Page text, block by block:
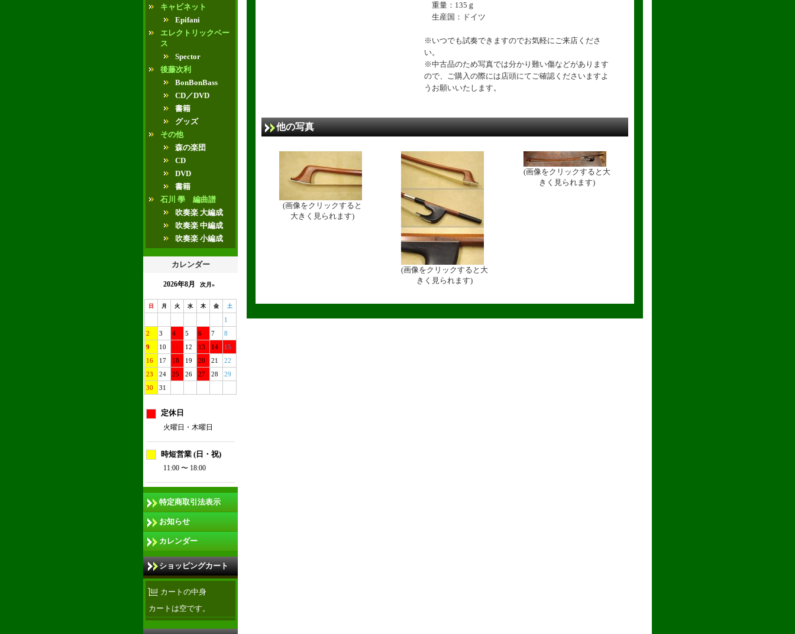
キャビネット
Epifani
エレクトリックベー
ス
Spector
後藤次利
BonBonBass
CD／DVD
書籍
グッズ
その他
森の楽団
CD
DVD
書籍
石川 學 編曲譜
吹奏楽 大編成
吹奏楽 中編成
吹奏楽 小編成
カレンダー
2026年8月 次月»
日 月 火 水 木 金 土
1
2
3 4 5 6 7
8
9
10 11 12 13 14
15
16
17 18 19 20 21
22
23
24 25 26 27 28
29
30
31
定休日
火曜日・木曜日
時短営業 (日・祝)
11:00 〜 18:00
特定商取引法表示
お知らせ
カレンダー
ショッピングカート
カートの中身
カートは空です。
重量：135ｇ
生産国：ドイツ
※いつでも試奏できますのでお気軽にご来店くださ
い。
※中古品のため写真では分かり難い傷などがあります
ので、ご購入の際には店頭にてご確認くださいますよ
うお願いいたします。
他の写真
(画像をクリックすると
大きく見られます)
(画像をクリックすると大
きく見られます)
(画像をクリックすると大
きく見られます)